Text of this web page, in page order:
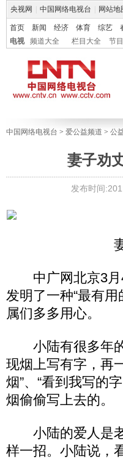
央视网 中国网络电视台 网站地
首页 新闻 经济 体育 综艺
电视
频道大全 栏目大全 节
中国网络电视台 > 爱公益频道 > 公
妻子劝
发布时间
中广网北京3月4
发明了一种“最有
属们多多用心。
小陆有很多年的
现烟上写有字，再
烟”、“看到我写的
烟偷偷写上去的。
小陆的爱人是老
样一招。小陆说，